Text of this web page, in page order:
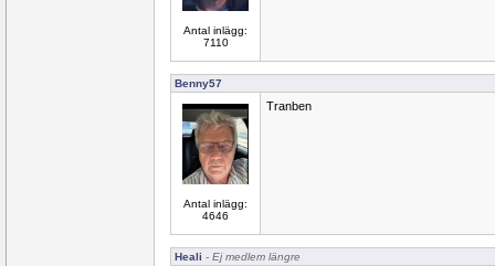
Antal inlägg:
7110
Benny57
Antal inlägg:
4646
Tranben
Heali - Ej medlem längre